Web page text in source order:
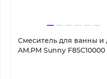
Смеситель для ванны и
AM.PM Sunny F85C10000